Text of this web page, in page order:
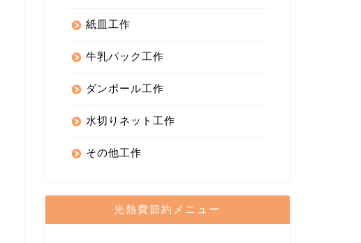
紙皿工作
牛乳パック工作
ダンボール工作
水切りネット工作
その他工作
光熱費節約メニュー